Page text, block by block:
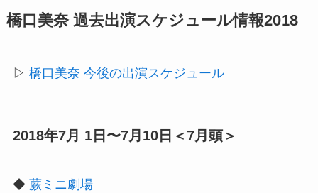
橋口美奈 過去出演スケジュール情報2018
▷ 橋口美奈 今後の出演スケジュール
2018年7月 1日〜7月10日＜7月頭＞
◆ 蕨ミニ劇場